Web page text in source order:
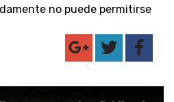
no puede permitirse